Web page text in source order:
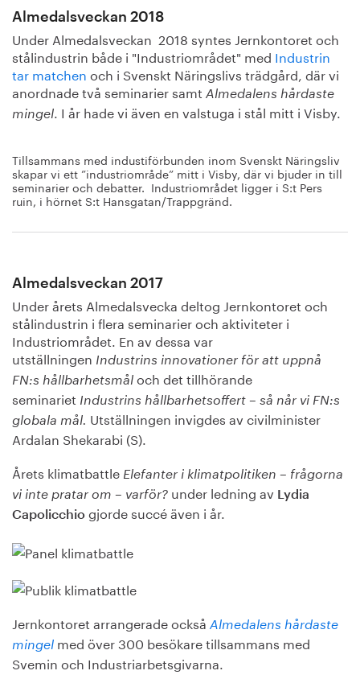
Almedalsveckan 2018
Under Almedalsveckan 2018 syntes Jernkontoret och
stålindustrin både i "Industriområdet" med Industrin
tar matchen och i Svenskt Näringslivs trädgård, där vi
anordnade två seminarier samt Almedalens hårdaste
mingel. I år hade vi även en valstuga i stål mitt i Visby.
Tillsammans med industiförbunden inom Svenskt Näringsliv
skapar vi ett ”industriområde” mitt i Visby, där vi bjuder in till
seminarier och debatter. Industriområdet ligger i S:t Pers
ruin, i hörnet S:t Hansgatan/Trappgränd.
Almedalsveckan 2017
Under årets Almedalsvecka deltog Jernkontoret och
stålindustrin i flera seminarier och aktiviteter i
Industriområdet. En av dessa var
utställningen Industrins innovationer för att uppnå
FN:s hållbarhetsmål och det tillhörande
seminariet Industrins hållbarhetsoffert – så når vi FN:s
globala mål. Utställningen invigdes av civilminister
Ardalan Shekarabi (S).
Årets klimatbattle Elefanter i klimatpolitiken – frågorna
vi inte pratar om – varför? under ledning av Lydia
Capolicchio gjorde succé även i år.
Jernkontoret arrangerade också Almedalens hårdaste
mingel med över 300 besökare tillsammans med
Svemin och Industriarbetsgivarna.